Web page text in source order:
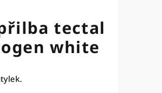
tectal
white